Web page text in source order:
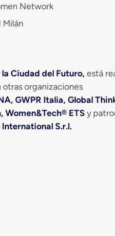
Network
Milán
Ciudad del Futuro, está
organizaciones
GWPR Italia, Global
Women&Tech® ETSy
S.r.l.